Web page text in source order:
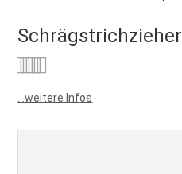
Schrägstrichzieher
...weitere Infos